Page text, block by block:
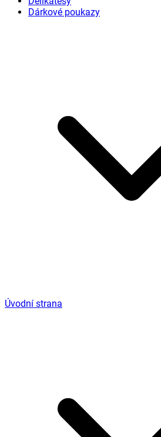
Dárkové poukazy
Úvodní strana